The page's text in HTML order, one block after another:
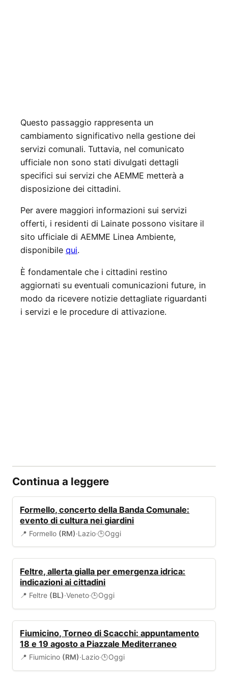
Questo passaggio rappresenta un
cambiamento significativo nella gestione dei
servizi comunali. Tuttavia, nel comunicato
ufficiale non sono stati divulgati dettagli
specifici sui servizi che AEMME metterà a
disposizione dei cittadini.
Per avere maggiori informazioni sui servizi
offerti, i residenti di Lainate possono visitare il
sito ufficiale di AEMME Linea Ambiente,
disponibile qui.
È fondamentale che i cittadini restino
aggiornati su eventuali comunicazioni future, in
modo da ricevere notizie dettagliate riguardanti
i servizi e le procedure di attivazione.
Continua a leggere
Formello, concerto della Banda Comunale:
evento di cultura nei giardini
📍 Formello (RM)·Lazio·🕒Oggi
Feltre, allerta gialla per emergenza idrica:
indicazioni ai cittadini
📍 Feltre (BL)·Veneto·🕒Oggi
Fiumicino, Torneo di Scacchi: appuntamento
18 e 19 agosto a Piazzale Mediterraneo
📍 Fiumicino (RM)·Lazio·🕒Oggi